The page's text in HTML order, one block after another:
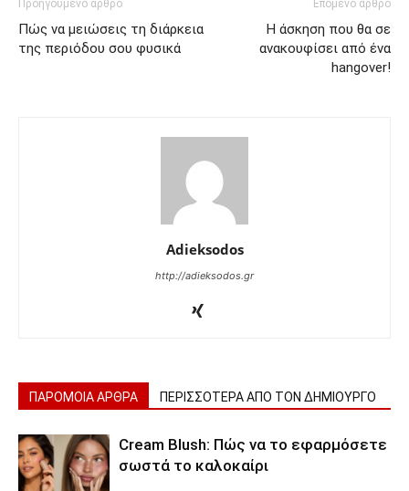
Προηγούμενο άρθρο
Πώς να μειώσεις τη διάρκεια
της περιόδου σου φυσικά
Επόμενο άρθρο
Η άσκηση που θα σε
ανακουφίσει από ένα
hangover!
Adieksodos
http://adieksodos.gr
ΠΑΡΟΜΟΙΑ ΑΡΘΡΑ ΠΕΡΙΣΣΟΤΕΡΑ ΑΠΟ ΤΟΝ ΔΗΜΙΟΥΡΓΟ
Cream Blush: Πώς να το εφαρμόσετε
σωστά το καλοκαίρι